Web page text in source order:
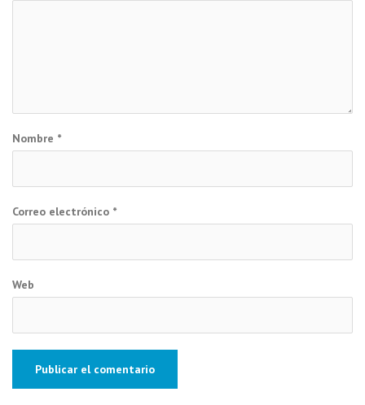
Nombre *
Correo electrónico *
Web